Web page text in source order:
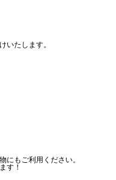
いたします。
にもご利用ください。
す！